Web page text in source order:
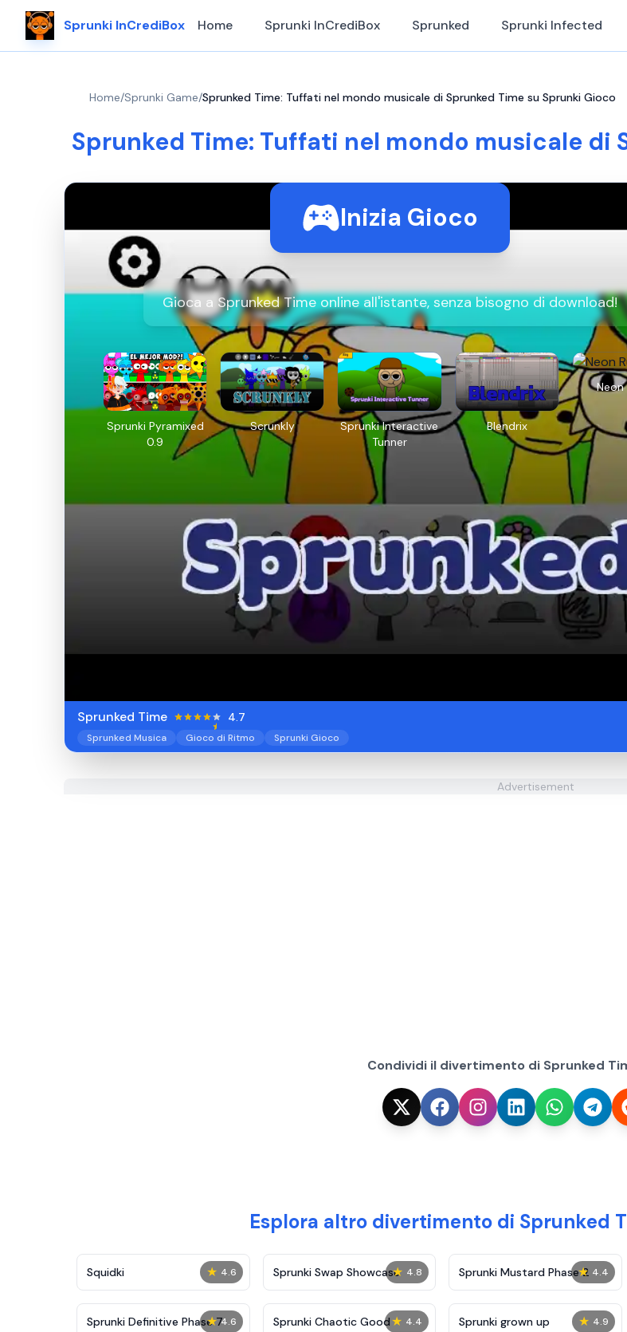
Sprunki InCrediBox Home Sprunki InCrediBox Sprunked Sprunki Infected
Home/Sprunki Game/Sprunked Time: Tuffati nel mondo musicale di Sprunked Time su Sprunki Gioco
Sprunked Time: Tuffati nel mondo musicale di
Inizia Gioco
Gioca a Sprunked Time online all'istante, senza bisogno di download!
Sprunki Pyramixed
0.9
Scrunkly
Sprunki Interactive
Tunner
Blendrix
Neon
Sprunked Time 4.7
Sprunked Musica Gioco di Ritmo Sprunki Gioco
Advertisement
Condividi il divertimento di Sprunked
Esplora altro divertimento di Sprunked
★ 4.6
Squidki ★ 4.8
Sprunki Swap Showcase ★ 4.4
Sprunki Mustard Phase 2
★ 4.6
Sprunki Definitive Phase 7 ★ 4.4
Sprunki Chaotic Good ★ 4.9
Sprunki grown up